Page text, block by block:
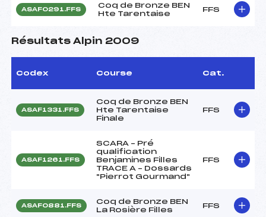
ASAF0291.FFS
Coq de Bronze BEN
Hte Tarentaise
FFS
Résultats Alpin 2009
Codex Course Cat.
ASAF1331.FFS
Coq de Bronze BEN
Hte Tarentaise
Finale
FFS
ASAF1261.FFS
SCARA – Pré
qualification
Benjamines Filles
TRACE A – Dossards
"Pierrot Gourmand"
FFS
ASAF0881.FFS
Coq de Bronze BEN
La Rosière Filles
FFS